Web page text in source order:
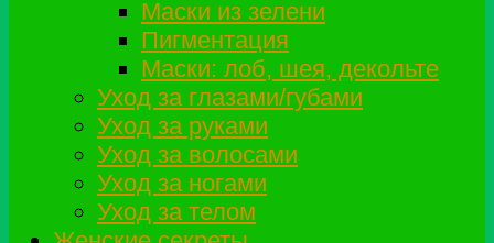
Маски из зелени
Пигментация
Маски: лоб, шея, декольте
Уход за глазами/губами
Уход за руками
Уход за волосами
Уход за ногами
Уход за телом